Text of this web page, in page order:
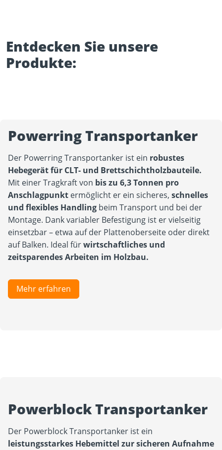
Entdecken Sie unsere
Produkte:
Powerring Transportanker
Der Powerring Transportanker ist ein robustes
Hebegerät für CLT- und Brettschichtholzbauteile.
Mit einer Tragkraft von bis zu 6,3 Tonnen pro
Anschlagpunkt ermöglicht er ein sicheres, schnelles
und flexibles Handling beim Transport und bei der
Montage. Dank variabler Befestigung ist er vielseitig
einsetzbar – etwa auf der Plattenoberseite oder direkt
auf Balken. Ideal fürwirtschaftliches und
zeitsparendes Arbeiten im Holzbau.
Mehr erfahren
Powerblock Transportanker
Der Powerblock Transportanker ist ein
leistungsstarkes Hebemittel zur sicheren Aufnahme